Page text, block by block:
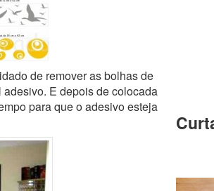
de remover as bolhas de
E depois de colocada
para que o adesivo esteja